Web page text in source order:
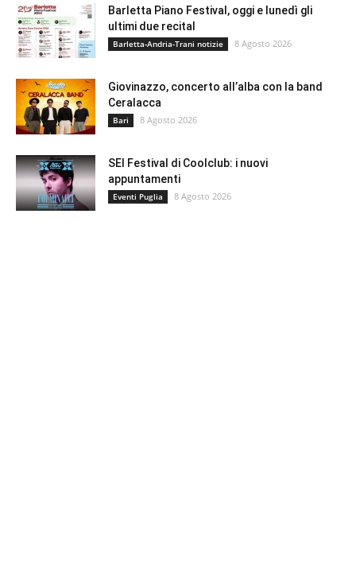
Barletta Piano Festival, oggi e lunedì gli
ultimi due recital
Barletta-Andria-Trani notizie 8 Agosto 2026
Giovinazzo, concerto all’alba con la band
Ceralacca
Bari 8 Agosto 2026
SEI Festival di Coolclub: i nuovi
appuntamenti
Eventi Puglia 8 Agosto 2026